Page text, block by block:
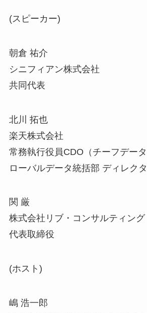
(スピーカー)
朝倉 祐介
シニフィアン株式会社
共同代表
北川 拓也
楽天株式会社
常務執行役員CDO（チーフデー
ローバルデータ統括部 ディレク
関 厳
株式会社リブ・コンサルティング
代表取締役
(ホスト)
嶋 浩一郎